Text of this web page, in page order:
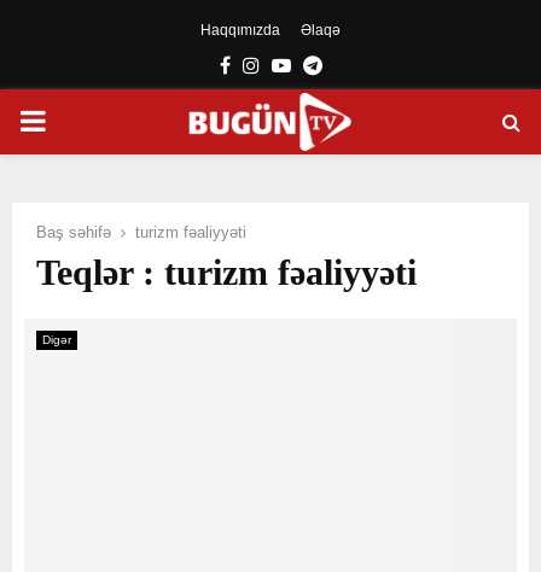
Haqqımızda Əlaqə
Facebook
Instagram
YoutubeTelegram
PRIMARY
Baş səhifə turizm fəaliyyəti
Teqlər : turizm fəaliyyəti
Digər